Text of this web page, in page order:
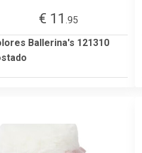
€ 11 .95
Ballerina's 121310